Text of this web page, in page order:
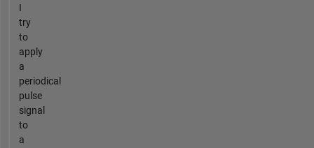
I
try
to
apply
a
periodical
pulse
signal
to
a